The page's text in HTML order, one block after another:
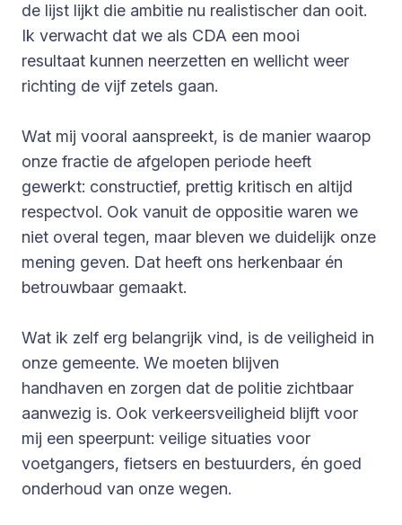
de lijst lijkt die ambitie nu realistischer dan ooit.
Ik verwacht dat we als CDA een mooi
resultaat kunnen neerzetten en wellicht weer
richting de vijf zetels gaan.
Wat mij vooral aanspreekt, is de manier waarop
onze fractie de afgelopen periode heeft
gewerkt: constructief, prettig kritisch en altijd
respectvol. Ook vanuit de oppositie waren we
niet overal tegen, maar bleven we duidelijk onze
mening geven. Dat heeft ons herkenbaar én
betrouwbaar gemaakt.
Wat ik zelf erg belangrijk vind, is de veiligheid in
onze gemeente. We moeten blijven
handhaven en zorgen dat de politie zichtbaar
aanwezig is. Ook verkeersveiligheid blijft voor
mij een speerpunt: veilige situaties voor
voetgangers, fietsers en bestuurders, én goed
onderhoud van onze wegen.